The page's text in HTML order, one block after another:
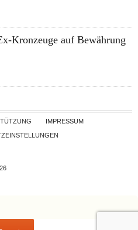
Kronzeuge auf Bewährung
Skip to contentIMPRESSUM